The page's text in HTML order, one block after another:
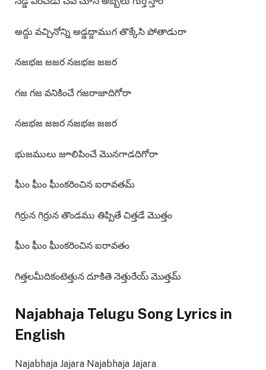
అద్దు వచ్చినోన్ని అడ్డద్దాముగ తొక్కేసి పోతాడురా
నజభజ జజర నజభజ జజర
గజ గజ వనికించే గజరాజాదిగోరా
నజభజ జజర నజభజ జజర
భుజములు జూలిపించే మొనగాడదిగోరా
ఘీం ఘీం ఘీంకరించిన ఐరావతమ్
గిర్రున గిర్రున తొండము తిప్పితే చిత్తడే మొత్తం
ఘీం ఘీం ఘీంకరించిన ఐరావతం
గిత్తలమీదికంటెత్తున దూకితె నెత్తురేయ్ మొత్తమ్
Najabhaja Telugu Song Lyrics in
English
Najabhaja Jajara Najabhaja Jajara